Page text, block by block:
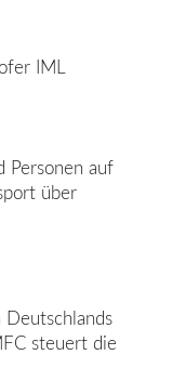
IML
Personen auf
über
steuert die